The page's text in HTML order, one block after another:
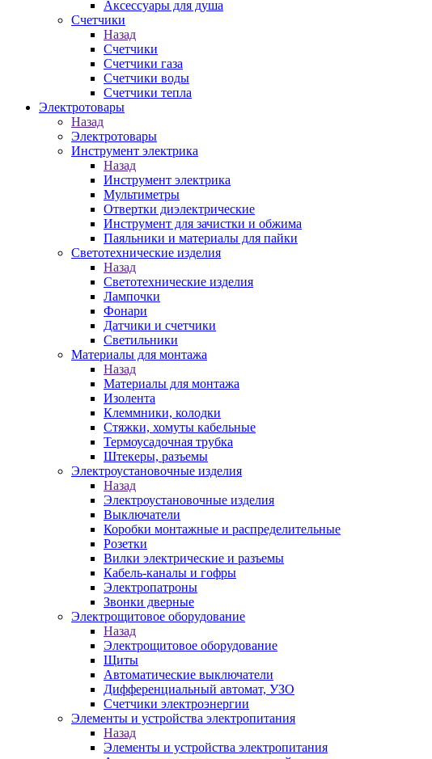
Аксессуары для душа
Счетчики
Назад
Счетчики
Счетчики газа
Счетчики воды
Счетчики тепла
Электротовары
Назад
Электротовары
Инструмент электрика
Назад
Инструмент электрика
Мультиметры
Отвертки диэлектрические
Инструмент для зачистки и обжима
Паяльники и материалы для пайки
Светотехнические изделия
Назад
Светотехнические изделия
Лампочки
Фонари
Датчики и счетчики
Светильники
Материалы для монтажа
Назад
Материалы для монтажа
Изолента
Клеммники, колодки
Стяжки, хомуты кабельные
Термоусадочная трубка
Штекеры, разъемы
Электроустановочные изделия
Назад
Электроустановочные изделия
Выключатели
Коробки монтажные и распределительные
Розетки
Вилки электрические и разъемы
Кабель-каналы и гофры
Электропатроны
Звонки дверные
Электрощитовое оборудование
Назад
Электрощитовое оборудование
Щиты
Автоматические выключатели
Дифференциальный автомат, УЗО
Счетчики электроэнергии
Элементы и устройства электропитания
Назад
Элементы и устройства электропитания